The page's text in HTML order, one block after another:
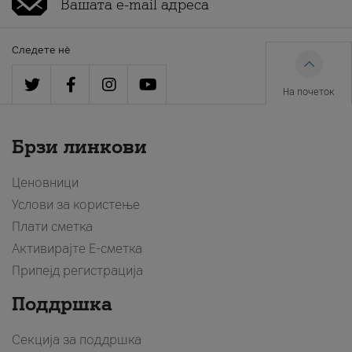
Следете нè
На почеток
Брзи линкови
Ценовници
Услови за користење
Плати сметка
Активирајте Е-сметка
Припејд регистрација
Поддршка
Секција за поддршка